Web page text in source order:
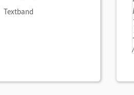
Textband